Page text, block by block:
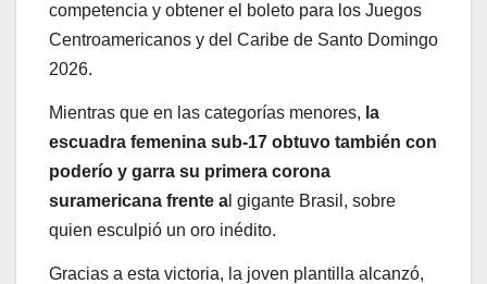
competencia y obtener el boleto para los Juegos
Centroamericanos y del Caribe de Santo Domingo
2026.
Mientras que en las categorías menores, la
escuadra femenina sub-17 obtuvo también con
poderío y garra su primera corona
suramericana frente a l gigante Brasil, sobre
quien esculpió un oro inédito.
Gracias a esta victoria, la joven plantilla alcanzó,